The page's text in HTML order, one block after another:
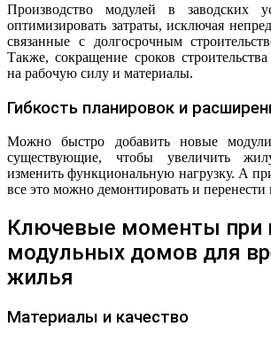
Производство модулей в заводских
оптимизировать затраты, исключая
связанные с долгосрочным
Также, сокращение сроков
на рабочую силу и материалы.
Гибкость планировок и
Можно быстро добавить новые
существующие, чтобы увеличить
изменить функциональную нагрузку. А
все это можно демонтировать и перенести
Ключевые моменты при
модульных домов для
жилья
Материалы и качество